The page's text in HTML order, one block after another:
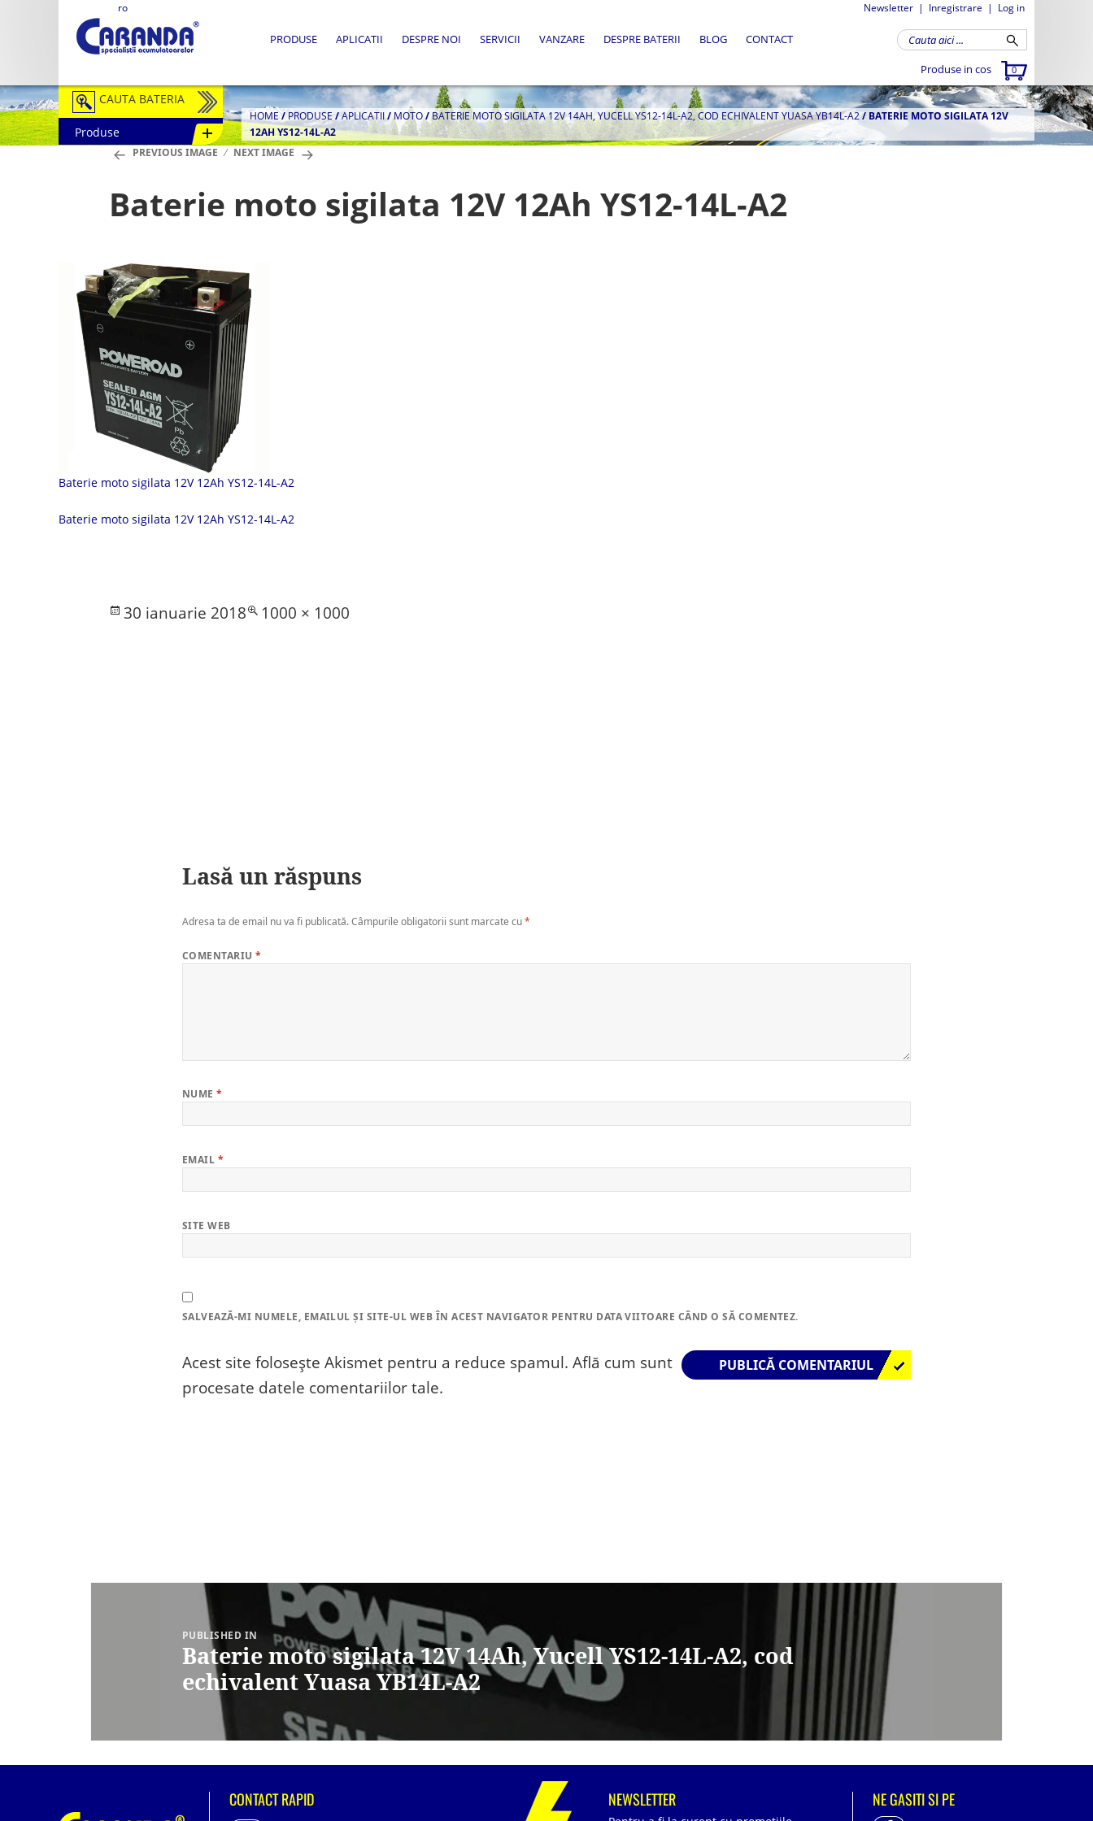
ro Newsletter | Inregistrare | Log in
Produse in cos 0
PRODUSE APLICATII DESPRE NOI SERVICII VANZARE DESPRE BATERII BLOG CONTACT
CAUTA BATERIA
Auto / Moto
Semitractiune
Redresoare
Accesorii Baterii
Produse
HOME/PRODUSE /APLICATII/MOTO/BATERIE MOTO SIGILATA 12V 14AH, YUCELL YS12-14L-A2, COD ECHIVALENT YUASA YB14L-A2/ BATERIE MOTO SIGILATA 12V
12AH YS12-14L-A2
PREVIOUS IMAGE
NEXT IMAGE
Baterie moto sigilata 12V 12Ah YS12-14L-A2
Baterie moto sigilata 12V 12Ah YS12-14L-A2
Baterie moto sigilata 12V 12Ah YS12-14L-A2
Posted
30 ianuarie 2018
Full
1000 × 1000
Lasă un răspuns
Adresa ta de email nu va fi publicată.Câmpurile obligatorii sunt marcate cu*
COMENTARIU*
NUME*
EMAIL *
SITE WEB
SALVEAZĂ-MI NUMELE, EMAILUL ȘI SITE-UL WEB ÎN ACEST NAVIGATOR PENTRU DATA VIITOARE CÂND O SĂ COMENTEZ.
Acest site folosește Akismet pentru a reduce spamul. Află cum sunt
procesate datele comentariilor tale.
PUBLISHED IN
Baterie moto sigilata 12V 14Ah, Yucell YS12-14L-A2, cod
echivalent Yuasa YB14L-A2
CONTACT RAPID NEWSLETTER NE GASITI SI PE